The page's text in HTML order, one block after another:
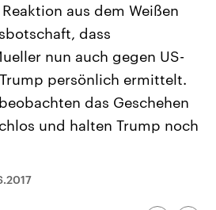
Anhalt
6.
neuen
aus
Parteien
Aktuelle Beiträge,
Hintergründe
Wirtschaftlich und
gehören die Vereinigten
mit großem Einfluss auf
aus dem Weißen
dass
nun auch gegen US-
persönlich ermittelt.
das Geschehen
und halten Trump noch